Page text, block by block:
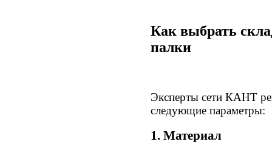
Как выбрать
палки
Эксперты сети КАНТ
следующие параметры:
1. Материал